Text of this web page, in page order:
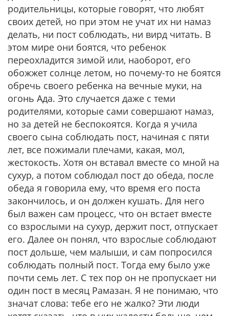
родительницы, которые говорят, что любят
своих детей, но при этом не учат их ни намаз
делать, ни пост соблюдать, ни вирд читать. В
этом мире они боятся, что ребенок
переохладится зимой или, наоборот, его
обожжет солнце летом, но почему-то не боятся
обречь своего ребенка на вечные муки, на
огонь Ада. Это случается даже с теми
родителями, которые сами совершают намаз,
но за детей не беспокоятся. Когда я учила
своего сына соблюдать пост, начиная с пяти
лет, все пожимали плечами, какая, мол,
жестокость. Хотя он вставал вместе со мной на
сухур, а потом соблюдал пост до обеда, после
обеда я говорила ему, что время его поста
закончилось, и он должен кушать. Для него
был важен сам процесс, что он встает вместе
со взрослыми на сухур, держит пост, отпускает
его. Далее он понял, что взрослые соблюдают
пост дольше, чем малыши, и сам попросился
соблюдать полный пост. Тогда ему было уже
почти семь лет. С тех пор он не пропускает ни
один пост в месяц Рамазан. Я не понимаю, что
значат слова: тебе его не жалко? Эти люди